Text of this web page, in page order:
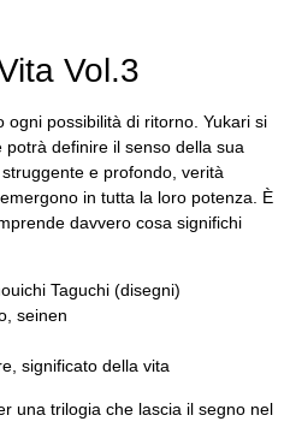
Vol.3
possibilità di ritorno. Yukari si
potrà definire il senso della sua
e profondo, verità
in tutta la loro potenza. È
davvero cosa significhi
Taguchi (disegni)
seinen
significato della vita
una trilogia che lascia il segno nel